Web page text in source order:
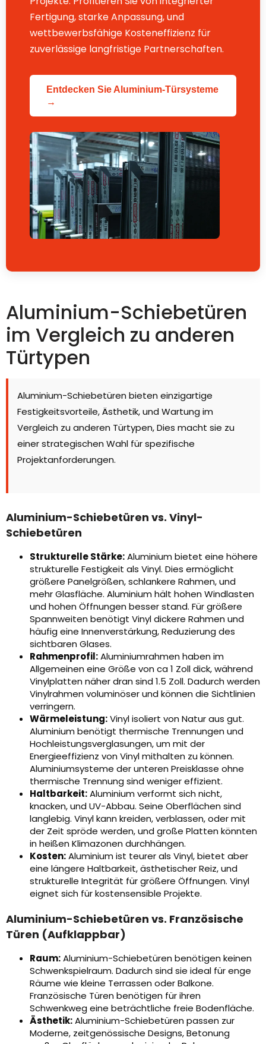
Fertigung, starke Anpassung, und
wettbewerbsfähige Kosteneffizienz für
zuverlässige langfristige Partnerschaften.
Entdecken Sie Aluminium-Türsysteme
→
Aluminium-Schiebetüren
im Vergleich zu anderen
Türtypen
Aluminium-Schiebetüren bieten einzigartige
Festigkeitsvorteile, Ästhetik, und Wartung im
Vergleich zu anderen Türtypen, Dies macht sie zu
einer strategischen Wahl für spezifische
Projektanforderungen.
Aluminium-Schiebetüren vs. Vinyl-
Schiebetüren
Strukturelle Stärke:Aluminium bietet eine höhere
strukturelle Festigkeit als Vinyl. Dies ermöglicht
größere Panelgrößen, schlankere Rahmen, und
mehr Glasfläche. Aluminium hält hohen Windlasten
und hohen Öffnungen besser stand. Für größere
Spannweiten benötigt Vinyl dickere Rahmen und
häufig eine Innenverstärkung, Reduzierung des
sichtbaren Glases.
Rahmenprofil:Aluminiumrahmen haben im
Allgemeinen eine Größe von ca 1 Zoll dick, während
Vinylplatten näher dran sind 1.5 Zoll. Dadurch werden
Vinylrahmen voluminöser und können die Sichtlinien
verringern.
Wärmeleistung:Vinyl isoliert von Natur aus gut.
Aluminium benötigt thermische Trennungen und
Hochleistungsverglasungen, um mit der
Energieeffizienz von Vinyl mithalten zu können.
Aluminiumsysteme der unteren Preisklasse ohne
thermische Trennung sind weniger effizient.
Haltbarkeit:Aluminium verformt sich nicht,
knacken, und UV-Abbau. Seine Oberflächen sind
langlebig. Vinyl kann kreiden, verblassen, oder mit
der Zeit spröde werden, und große Platten könnten
in heißen Klimazonen durchhängen.
Kosten:Aluminium ist teurer als Vinyl, bietet aber
eine längere Haltbarkeit, ästhetischer Reiz, und
strukturelle Integrität für größere Öffnungen. Vinyl
eignet sich für kostensensible Projekte.
Aluminium-Schiebetüren vs. Französische
Türen (Aufklappbar)
Raum:Aluminium-Schiebetüren benötigen keinen
Schwenkspielraum. Dadurch sind sie ideal für enge
Räume wie kleine Terrassen oder Balkone.
Französische Türen benötigen für ihren
Schwenkweg eine beträchtliche freie Bodenfläche.
Ästhetik:Aluminium-Schiebetüren passen zur
Moderne, zeitgenössische Designs, Betonung